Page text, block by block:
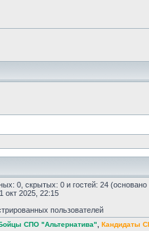
0, скрытых: 0 и гостей: 24
окт 2025, 22:15
пользователей
СПО "Альтернатива" Кандидаты